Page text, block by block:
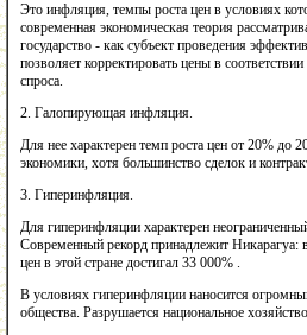
Это инфляция, темпы роста цен в условиях
современная экономическая теория
государство - как субъект проведения
позволяет корректировать цены в
спроса.
2. Галопирующая инфляция.
Для нее характерен темп роста цен от 20% до
экономики, хотя большинство сделок и
3. Гиперинфляция.
Для гиперинфляции характерен
Современный рекорд принадлежит Никарагуа:
цен в этой стране достигал 33 000% .
В условиях гиперинфляции наносится
общества. Разрушается национальное